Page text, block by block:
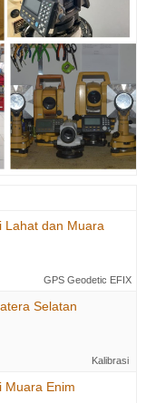
Lahat dan Muara
GPS Geodetic EFIX
Selatan
Kalibrasi
Muara Enim